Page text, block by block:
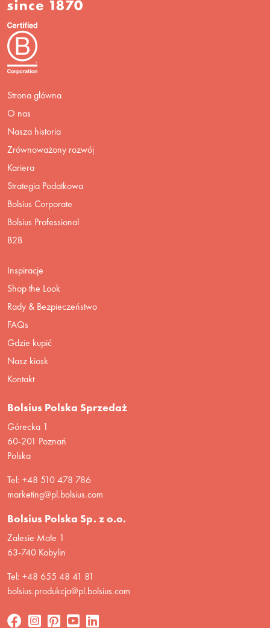
Strona główna
O nas
Nasza historia
Zrównoważony rozwój
Kariera
Strategia Podatkowa
Bolsius Corporate
Bolsius Professional
B2B
Inspiracje
Shop the Look
Rady & Bezpieczeństwo
FAQs
Gdzie kupić
Nasz kiosk
Kontakt
Bolsius Polska Sprzedaż
Górecka 1
60-201 Poznań
Polska
Tel: +48 510 478 786
marketing@pl.bolsius.com
Bolsius Polska Sp. z o.o.
Zalesie Małe 1
63-740 Kobylin
Tel: +48 655 48 41 81
bolsius.produkcja@pl.bolsius.com